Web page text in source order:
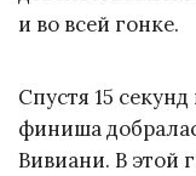
и во всей гонке.
Спустя 15
финиша
Вивиани. В этой